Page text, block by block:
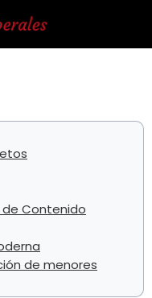
de Contenido
de menores